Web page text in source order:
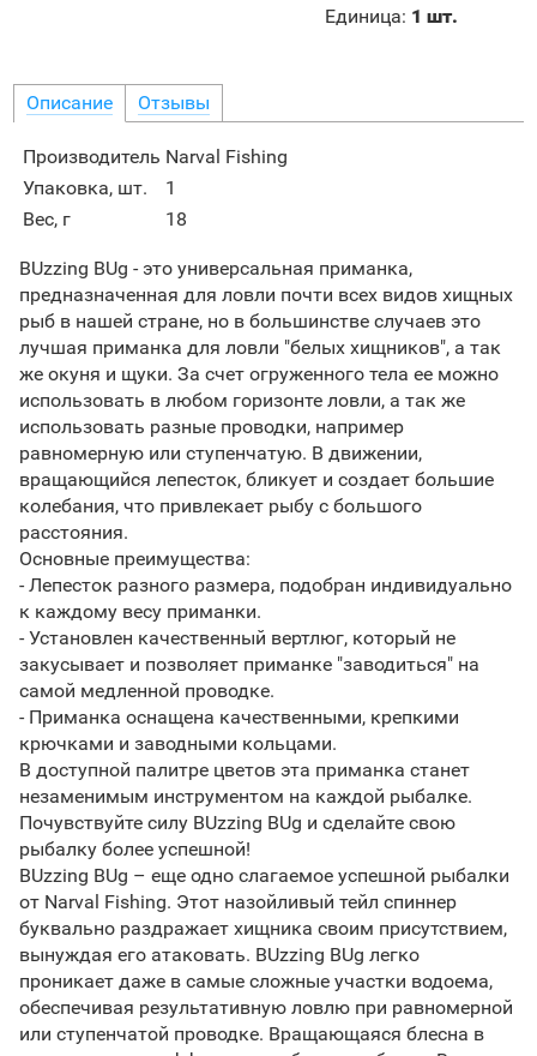
Единица: 1 шт.
Описание Отзывы
Производитель Narval Fishing
Упаковка, шт.
1
Вес, г
18
BUzzing BUg - это универсальная приманка,
предназначенная для ловли почти всех видов хищных
рыб в нашей стране, но в большинстве случаев это
лучшая приманка для ловли "белых хищников", а так
же окуня и щуки. За счет огруженного тела ее можно
использовать в любом горизонте ловли, а так же
использовать разные проводки, например
равномерную или ступенчатую. В движении,
вращающийся лепесток, бликует и создает большие
колебания, что привлекает рыбу с большого
расстояния.
Основные преимущества:
- Лепесток разного размера, подобран индивидуально
к каждому весу приманки.
- Установлен качественный вертлюг, который не
закусывает и позволяет приманке "заводиться" на
самой медленной проводке.
- Приманка оснащена качественными, крепкими
крючками и заводными кольцами.
В доступной палитре цветов эта приманка станет
незаменимым инструментом на каждой рыбалке.
Почувствуйте силу BUzzing BUg и сделайте свою
рыбалку более успешной!
BUzzing BUg – еще одно слагаемое успешной рыбалки
от Narval Fishing. Этот назойливый тейл спиннер
буквально раздражает хищника своим присутствием,
вынуждая его атаковать. BUzzing BUg легко
проникает даже в самые сложные участки водоема,
обеспечивая результативную ловлю при равномерной
или ступенчатой проводке. Вращающаяся блесна в